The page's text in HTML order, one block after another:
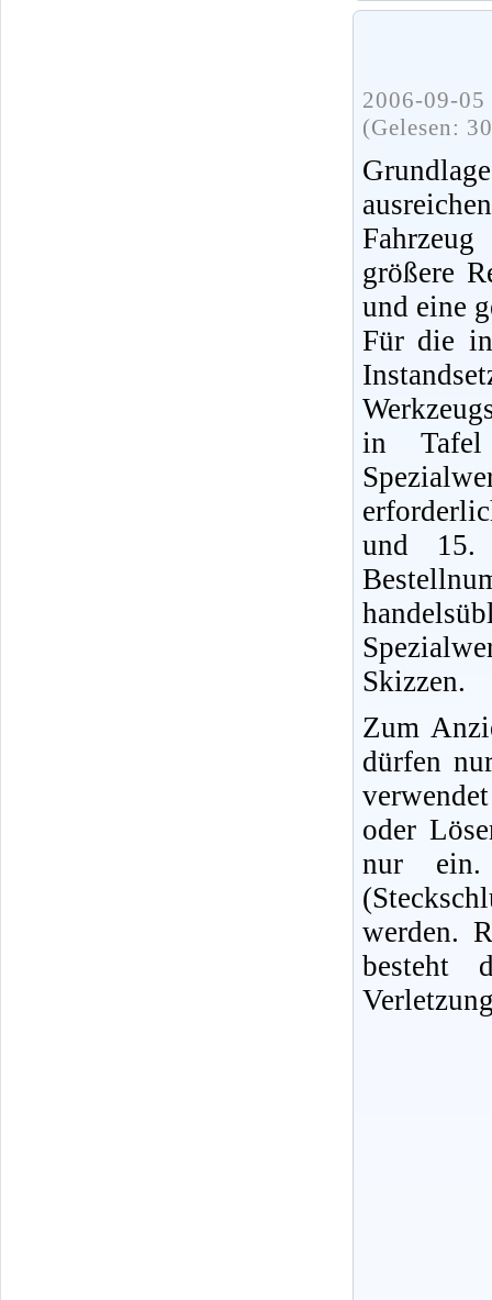
2006-09-
(Gelesen:
größere
und eine
Für die in
in Tafel
und 15.
Skizzen.
Zum
dürfen
oder
nur ein.
werden.
besteht